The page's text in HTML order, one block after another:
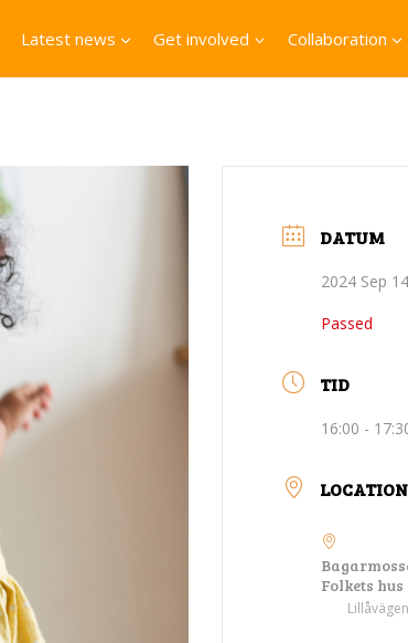
Latest news Get involved Collaboration
DATUM
2024 Sep 14
Passed
TID
16:00 -
LOCATION
Folkets hus